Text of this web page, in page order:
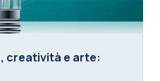
creatività e arte: profili
creatività e arte: